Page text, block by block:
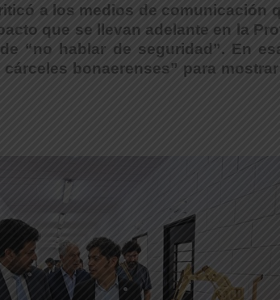
a los medios de comunicación
que se llevan adelante en la
“no hablar de seguridad”. En
bonaerenses” para